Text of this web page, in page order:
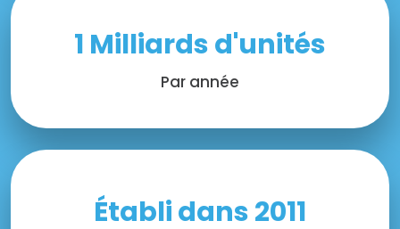
1 Milliards d'unités
Par année
Établi dans 2011